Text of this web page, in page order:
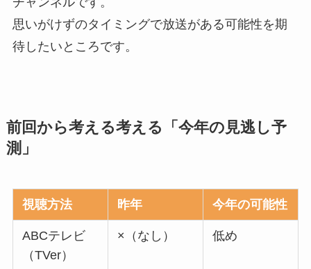
思いがけずのタイミングで放送がある可能性を期
待したいところです。
前回から考える考える「今年の見逃し予
測」
視聴方法 昨年 今年の可能性
ABCテレビ
（TVer）
×（なし） 低め